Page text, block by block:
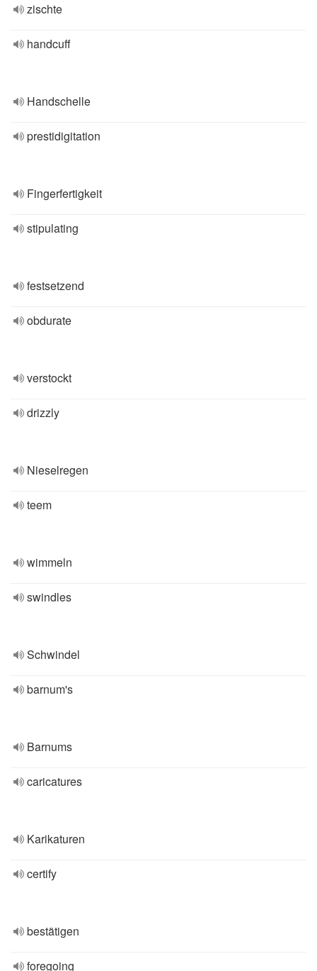
zischte
handcuff
Handschelle
prestidigitation
Fingerfertigkeit
stipulating
festsetzend
obdurate
verstockt
drizzly
Nieselregen
teem
wimmeln
swindles
Schwindel
barnum's
Barnums
caricatures
Karikaturen
certify
bestätigen
foregoing